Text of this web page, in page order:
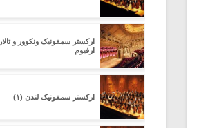
ارکستر سمفونیک ونکوور و تالار
ارفیوم
ارکستر سمفونیک لندن (۱)